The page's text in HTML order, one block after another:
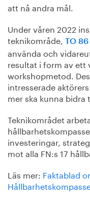
att nå andra mål.
Under våren 2022
teknikområde, TO
använda och
resultat i form av ett
workshopmetod.
intresserade
mer ska kunna
Teknikområdet
investeringar,
mot alla FN:s 17
Läs mer: Faktablad